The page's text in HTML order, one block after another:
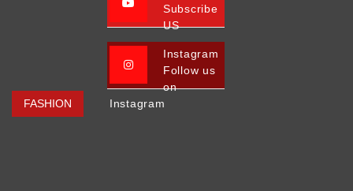
FASHION
Subscribe
US
Instagram
Follow us
on
Instagram